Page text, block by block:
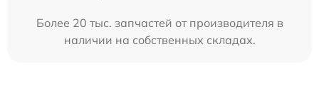
Более 20 тыс. запчастей от производителя в
наличии на собственных складах.